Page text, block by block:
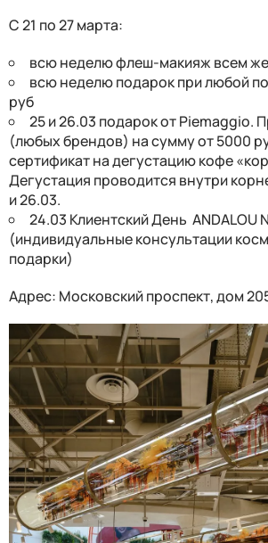
С 21 по 27 марта:
всю неделю флеш-макияж всем
всю неделю подарок при любой
руб
25 и 26.03 подарок от Piemaggio.
(любых брендов) на сумму от 5000
сертификат на дегустацию кофе
Дегустация проводится внутри
и 26.03.
24.03 Клиентский День ANDALOU
(индивидуальные консультации
подарки)
Адрес: Московский проспект, дом